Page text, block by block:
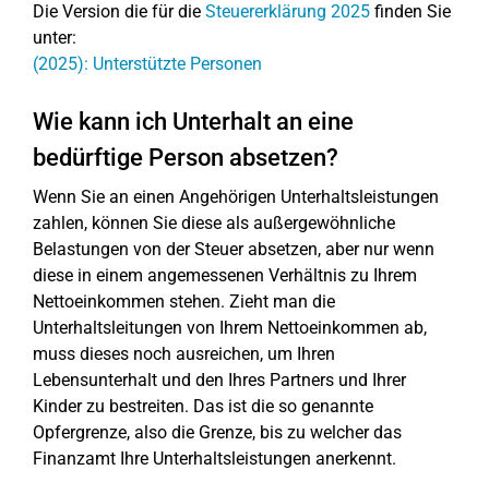
Die Version die für die Steuererklärung 2025 finden Sie
unter:
(2025): Unterstützte Personen
Wie kann ich Unterhalt an eine
bedürftige Person absetzen?
Wenn Sie an einen Angehörigen Unterhaltsleistungen
zahlen, können Sie diese als außergewöhnliche
Belastungen von der Steuer absetzen, aber nur wenn
diese in einem angemessenen Verhältnis zu Ihrem
Nettoeinkommen stehen. Zieht man die
Unterhaltsleitungen von Ihrem Nettoeinkommen ab,
muss dieses noch ausreichen, um Ihren
Lebensunterhalt und den Ihres Partners und Ihrer
Kinder zu bestreiten. Das ist die so genannte
Opfergrenze, also die Grenze, bis zu welcher das
Finanzamt Ihre Unterhaltsleistungen anerkennt.